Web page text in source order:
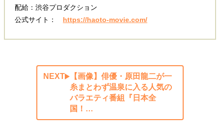
配給：渋谷プロダクション
公式サイト： https://haoto-movie.com/
NEXT
【画像】俳優・原田龍二が一
糸まとわず温泉に入る人気の
バラエティ番組『日本全
国！…